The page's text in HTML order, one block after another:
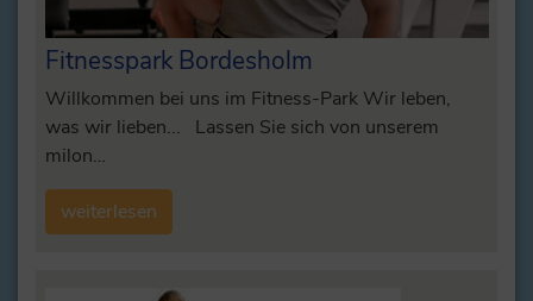
Fitnesspark Bordesholm
Willkommen bei uns im Fitness-Park Wir leben,
was wir lieben... Lassen Sie sich von unserem
milon…
weiterlesen